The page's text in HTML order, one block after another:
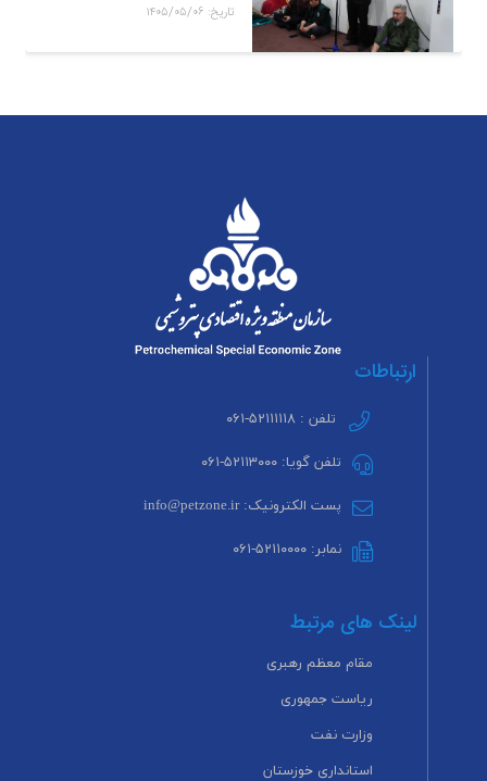
تاریخ: ۱۴۰۵/۰۵/۰۶
ارتباطات
تلفن : ۵۲۱۱۱۱۱۸-۰۶۱
تلفن گویا: ۵۲۱۱۳۰۰۰-۰۶۱
پست الکترونیک: info@petzone.ir
نمابر: ۵۲۱۱۰۰۰۰-۰۶۱
لینک های مرتبط
مقام معظم رهبری
ریاست جمهوری
وزارت نفت
استانداری خوزستان